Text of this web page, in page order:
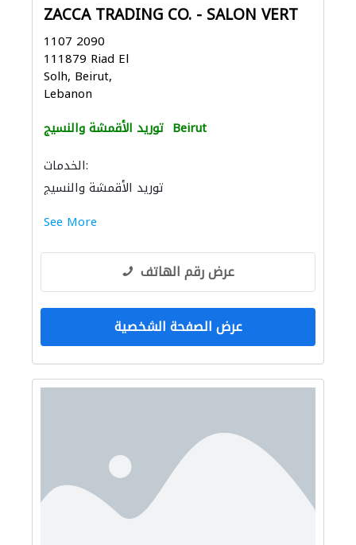
ZACCA TRADING CO. - SALON VERT
1107 2090
111879 Riad El
Solh, Beirut,
Lebanon
توريد الأقمشة والنسيج Beirut
الخدمات:
توريد الأقمشة والنسيج
See More
عرض رقم الهاتف
عرض الصفحة الشخصية